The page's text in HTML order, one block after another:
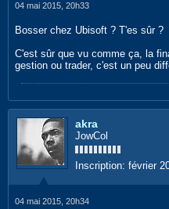
04 mai 2015, 20h33
Bosser chez Ubisoft ? T'es sûr ?
C'est sûr que vu comme ça, la
gestion ou trader, c'est un peu
akra
JowCol
Inscription: février
04 mai 2015, 20h34